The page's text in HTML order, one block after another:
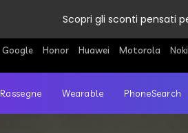
Scopri gli sconti pensati
Google Honor Huawei Motorola
Rassegne Wearable PhoneSearch